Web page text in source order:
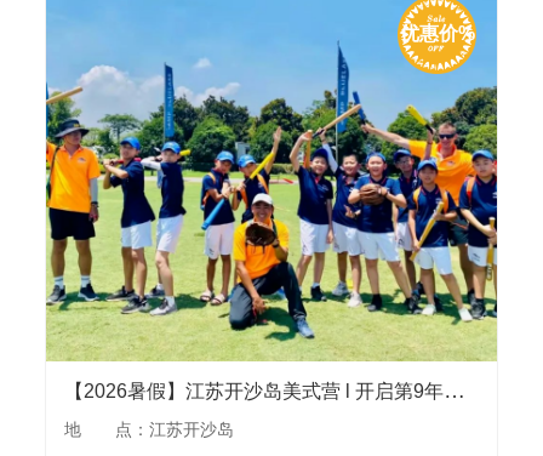
优惠价%
【2026暑假】江苏开沙岛美式营 l 开启第9年，丰富的帆船、马术、击剑等60+活动，外教配比高，独有的花园房车住宿体验，全国营员免费接机
地 点：江苏开沙岛